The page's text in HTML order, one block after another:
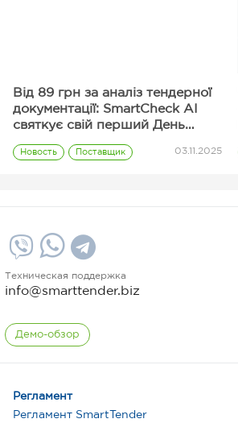
Від 89 грн за аналіз тендерної
документації: SmartCheck AI
святкує свій перший День
народження
Новость Поставщик 03.11.2025
Техническая поддержка
info@smarttender.biz
Демо-обзор
Регламент
Регламент SmartTender